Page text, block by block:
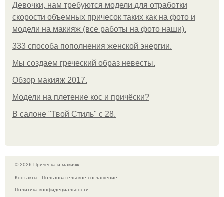
Девочки, нам требуются модели для отработки
скорости объемных причесок таких как на фото и
модели на макияж (все работы на фото наши).
333 способа пополнения женской энергии.
Мы создаем греческий образ невесты.
Обзор макияж 2017.
Модели на плетение кос и причёски?
В салоне "Твой Стиль" с 28.
© 2026 Прическа и макияж
Контакты
Пользовательское соглашение
Политика конфидециальности